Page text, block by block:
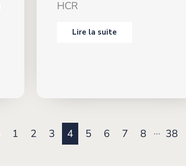
HCR
Lire la suite
1 2 3 4 5 6 7 8 … 38